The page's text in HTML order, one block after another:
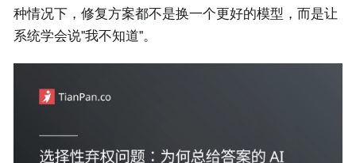
种情况下，修复方案都不是换一个更好的模型，而是让
系统学会说"我不知道"。